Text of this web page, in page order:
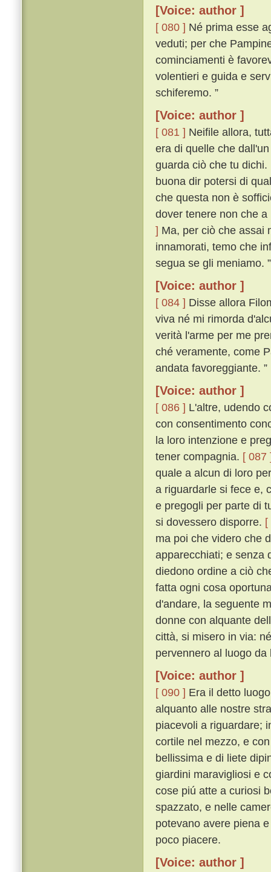
[Voice: author ]
[ 080 ] Né prima esse
veduti; per che
cominciamenti è
volentieri e guida e
schiferemo. ”
[Voice: author ]
[ 081 ] Neifile allora,
era di quelle che
guarda ciò che tu
buona dir potersi di
che questa non è
dover tenere non che
] Ma, per ciò che assai
innamorati, temo che
segua se gli meniamo. ”
[Voice: author ]
[ 084 ] Disse allora
viva né mi rimorda
verità l'arme per me
ché veramente, come
andata favoreggiante. ”
[Voice: author ]
[ 086 ] L'altre, udendo
con consentimento
la loro intenzione e
tener compagnia. [ 087
quale a alcun di loro
a riguardarle si fece e,
e pregogli per parte di
si dovessero disporre. [
ma poi che videro che
apparecchiati; e senza
diedono ordine a ciò
fatta ogni cosa
d'andare, la seguente
donne con alquante
città, si misero in via:
pervennero al luogo
[Voice: author ]
[ 090 ] Era il detto
alquanto alle nostre
piacevoli a riguardare;
cortile nel mezzo, e
bellissima e di liete
giardini maravigliosi e
cose piú atte a curiosi
spazzato, e nelle
potevano avere piena
poco piacere.
[Voice: author ]